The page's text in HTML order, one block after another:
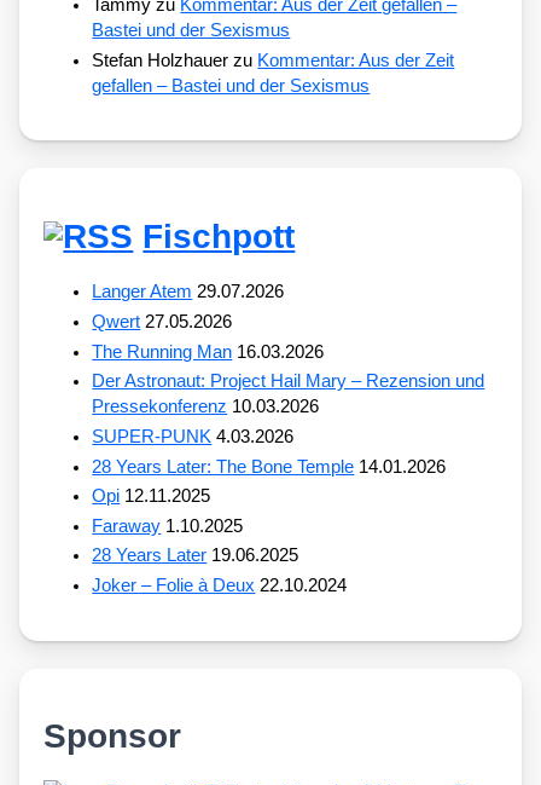
Tammy zu Kommentar: Aus der Zeit gefallen –
Bastei und der Sexismus
Stefan Holzhauer zu Kommentar: Aus der Zeit
gefallen – Bastei und der Sexismus
Fischpott
Langer Atem 29.07.2026
Qwert 27.05.2026
The Running Man 16.03.2026
Der Astronaut: Project Hail Mary – Rezension und
Pressekonferenz 10.03.2026
SUPER-PUNK 4.03.2026
28 Years Later: The Bone Temple 14.01.2026
Opi 12.11.2025
Faraway 1.10.2025
28 Years Later 19.06.2025
Joker – Folie à Deux 22.10.2024
Sponsor